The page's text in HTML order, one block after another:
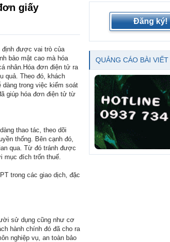
giấy
định được vai trò của
bảo mật cao mà hóa
nhân.Hóa đơn điện tử ra
quả. Theo đó, khách
trong việc kiểm soát
giúp hóa đơn điện tử từ
thao tác, theo dõi
thống. Bên cạnh đó,
qua. Từ đó tránh được
mục đích trốn thuế.
trong các giao dịch, đặc
sử dụng cũng như cơ
hành chính đó đã cho ra
nghiệp vụ, an toàn bảo
Đăng ký!
QUẢNG CÁO BÀI VIẾT